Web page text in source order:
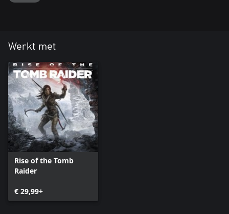
Werkt met
Rise of the Tomb
Raider
€ 29,99+